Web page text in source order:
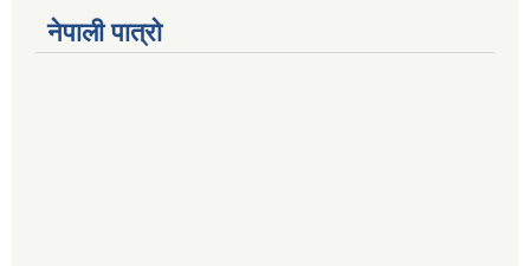
नेपाली पात्रो